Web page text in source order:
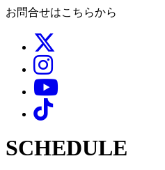
ー
お問合せはこちらから
SCHEDULE